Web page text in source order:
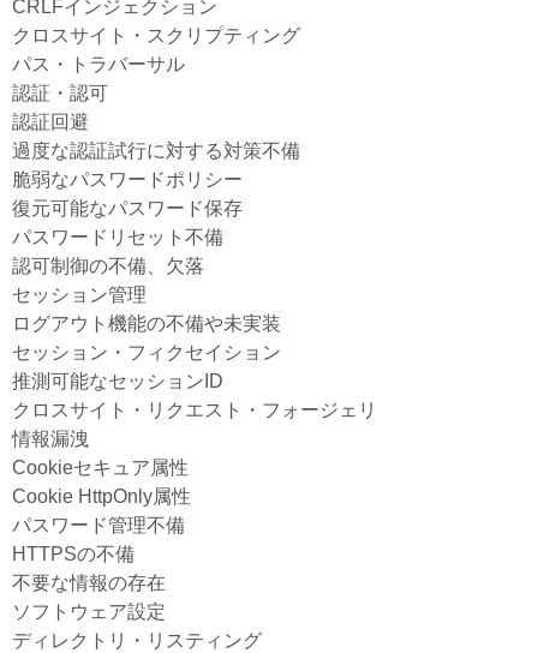
CRLFインジェクション
クロスサイト・スクリプティング
パス・トラバーサル
認証・認可
認証回避
過度な認証試行に対する対策不備
脆弱なパスワードポリシー
復元可能なパスワード保存
パスワードリセット不備
認可制御の不備、欠落
セッション管理
ログアウト機能の不備や未実装
セッション・フィクセイション
推測可能なセッションID
クロスサイト・リクエスト・フォージェリ
情報漏洩
Cookieセキュア属性
Cookie HttpOnly属性
パスワード管理不備
HTTPSの不備
不要な情報の存在
ソフトウェア設定
ディレクトリ・リスティング